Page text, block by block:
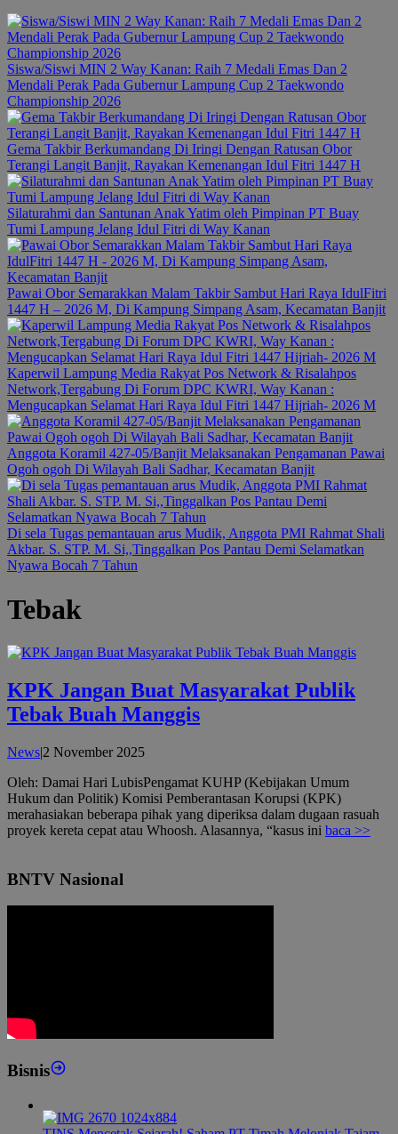
Siswa/Siswi MIN 2 Way Kanan: Raih 7 Medali Emas Dan 2
Mendali Perak Pada Gubernur Lampung Cup 2 Taekwondo
Championship 2026
Gema Takbir Berkumandang Di Iringi Dengan Ratusan Obor
Terangi Langit Banjit, Rayakan Kemenangan Idul Fitri 1447 H
Silaturahmi dan Santunan Anak Yatim oleh Pimpinan PT Buay
Tumi Lampung Jelang Idul Fitri di Way Kanan
Pawai Obor Semarakkan Malam Takbir Sambut Hari Raya IdulFitri
1447 H – 2026 M, Di Kampung Simpang Asam, Kecamatan Banjit
Kaperwil Lampung Media Rakyat Pos Network & Risalahpos
Network,Tergabung Di Forum DPC KWRI, Way Kanan :
Mengucapkan Selamat Hari Raya Idul Fitri 1447 Hijriah- 2026 M
Anggota Koramil 427-05/Banjit Melaksanakan Pengamanan Pawai
Ogoh ogoh Di Wilayah Bali Sadhar, Kecamatan Banjit
Di sela Tugas pemantauan arus Mudik, Anggota PMI Rahmat Shali
Akbar. S. STP. M. Si,,Tinggalkan Pos Pantau Demi Selamatkan
Nyawa Bocah 7 Tahun
Tebak
KPK Jangan Buat Masyarakat Publik
Tebak Buah Manggis
News|2 November 2025oleh
Oleh: Damai Hari LubisPengamat KUHP (Kebijakan Umum
Hukum dan Politik) Komisi Pemberantasan Korupsi (KPK)
merahasiakan beberapa pihak yang diperiksa dalam dugaan rasuah
proyek kereta cepat atau Whoosh. Alasannya, “kasus ini baca >>
BNTV Nasional
Bisnis